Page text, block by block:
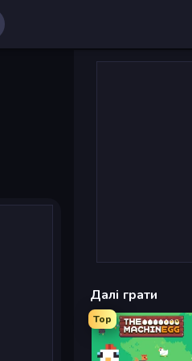
Далі грати
Top